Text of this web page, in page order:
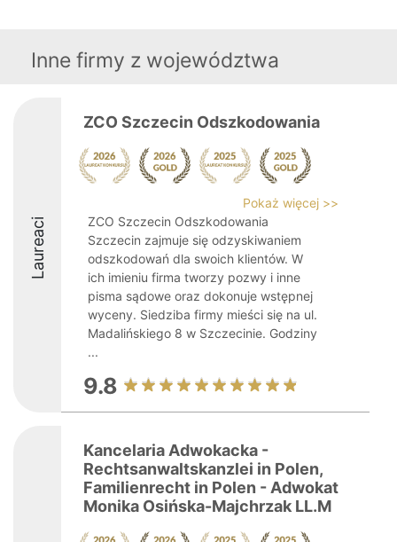
Inne firmy z województwa
Laureaci
ZCO Szczecin Odszkodowania
Pokaż więcej >>
ZCO Szczecin Odszkodowania
Szczecin zajmuje się odzyskiwaniem
odszkodowań dla swoich klientów. W
ich imieniu firma tworzy pozwy i inne
pisma sądowe oraz dokonuje wstępnej
wyceny. Siedziba firmy mieści się na ul.
Madalińskiego 8 w Szczecinie. Godziny
...
9.8
Kancelaria Adwokacka -
Rechtsanwaltskanzlei in Polen,
Familienrecht in Polen - Adwokat
Monika Osińska-Majchrzak LL.M